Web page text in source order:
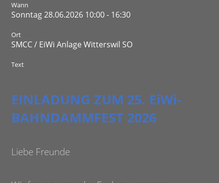
Wann
Sonntag 28.06.2026 10:00 - 16:30
Ort
SMCC / EiWi Anlage Witterswil SO
Text
EINLADUNG ZUM 25. EiWi-
BAHNDAMMFEST 2026
Liebe Freunde